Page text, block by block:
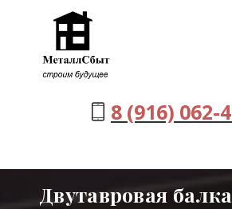
8 (916) 062-
Двутавровая балка